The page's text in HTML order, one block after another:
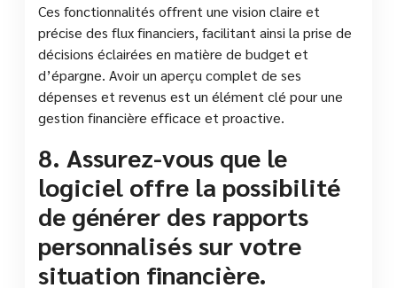
Ces fonctionnalités offrent une vision claire et
précise des flux financiers, facilitant ainsi la prise de
décisions éclairées en matière de budget et
d’épargne. Avoir un aperçu complet de ses
dépenses et revenus est un élément clé pour une
gestion financière efficace et proactive.
8. Assurez-vous que le
logiciel offre la possibilité
de générer des rapports
personnalisés sur votre
situation financière.